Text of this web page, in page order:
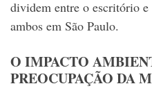
dividem entre o escritório
ambos em São Paulo.
O IMPACTO
PREOCUPAÇÃO DA